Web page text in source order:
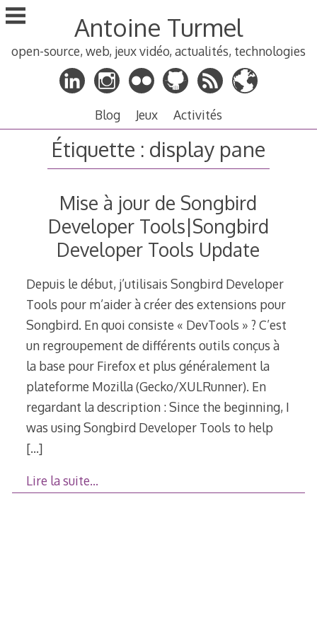
Aller
au
principal
Antoine Turmel
open-source, web, jeux vidéo, actualités, technologies
Blog Jeux Activités
Étiquette : display pane
Mise à jour de Songbird
Developer Tools|Songbird
Developer Tools Update
Depuis le début, j’utilisais Songbird Developer
Tools pour m’aider à créer des extensions pour
Songbird. En quoi consiste « DevTools » ? C’est
un regroupement de différents outils conçus à
la base pour Firefox et plus généralement la
plateforme Mozilla (Gecko/XULRunner). En
regardant la description : Since the beginning, I
was using Songbird Developer Tools to help
[…]
Lire la suite…